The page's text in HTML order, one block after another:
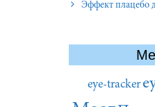
Эффект плацебо для
eye-tracker